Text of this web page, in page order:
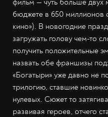
бюджете в 650 миллионов
кино»). В новогодние
загружать голову чем-то
получить положительные
назвать обе франшизы
«Богатыри» уже давно не
трилогию, ставшие
нулевых. Сюжет то
развивая героев, отчего